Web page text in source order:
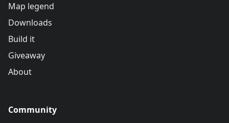
Map legend
Downloads
Build it
Giveaway
About
Community